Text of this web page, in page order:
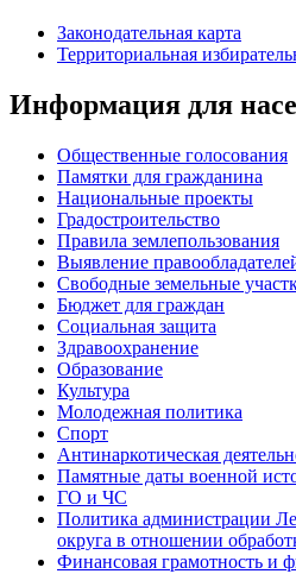
Законодательная карта
Территориальная
Информация для
Общественные голосования
Памятки для гражданина
Национальные проекты
Градостроительство
Правила землепользования
Выявление
Свободные земельные
Бюджет для граждан
Социальная защита
Здравоохранение
Образование
Культура
Молодежная политика
Спорт
Антинаркотическая
Памятные даты военной
ГО и ЧС
Политика администрации
округа в отношении
Финансовая грамотность и